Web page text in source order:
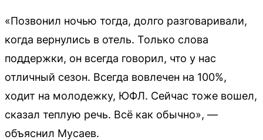
«Позвонил ночью тогда, долго разговаривали,
когда вернулись в отель. Только слова
поддержки, он всегда говорил, что у нас
отличный сезон. Всегда вовлечен на 100%,
ходит на молодежку, ЮФЛ. Сейчас тоже вошел,
сказал теплую речь. Всё как обычно», —
объяснил Мусаев.